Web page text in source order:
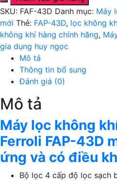
không
khí
và
tạo
ionizer
hình
cảm
ứng
và
có
điều
SKU: FAF-43D Danh mục: Máy
mới Thẻ: FAP-43D, lọc không
không khí hàng chính hãng,
gia dụng huy ngọc
Mô tả
Thông tin bổ sung
Đánh giá (0)
Mô tả
Máy lọc không
Ferroli FAP-43D
ứng và có điều
Bộ lọc 4 cấp độ lọc sạch